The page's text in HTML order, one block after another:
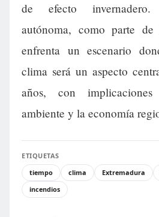
de efecto
autónoma, como parte
enfrenta un escenario
clima será un aspecto
años, con
ambiente y la economía
ETIQUETAS
tiempo
clima Extremadura
incendios